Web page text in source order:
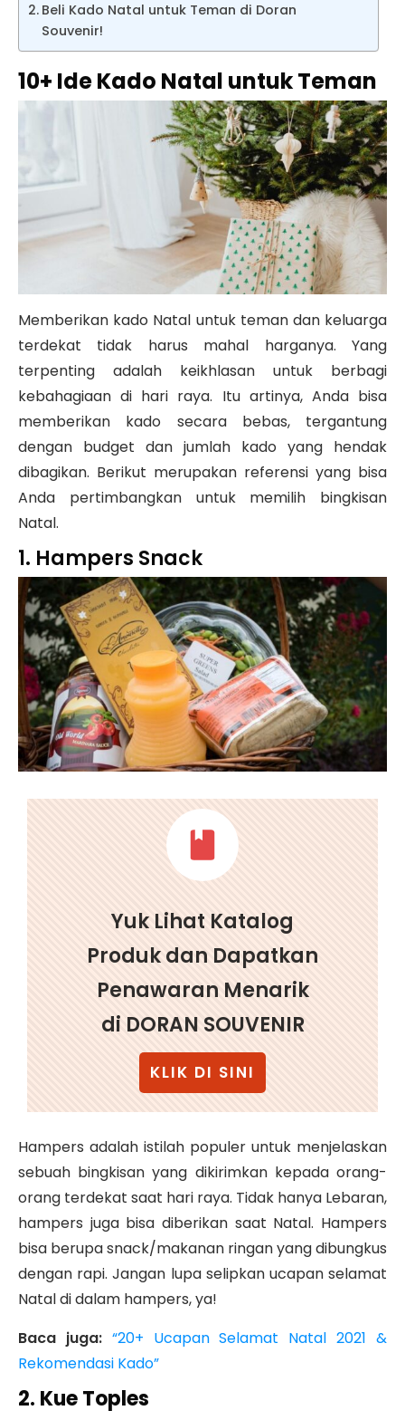
Beli Kado Natal untuk Teman di Doran
Souvenir!
10+ Ide Kado Natal untuk Teman
Memberikan kado Natal untuk teman dan keluarga
terdekat tidak harus mahal harganya. Yang
terpenting adalah keikhlasan untuk berbagi
kebahagiaan di hari raya. Itu artinya, Anda bisa
memberikan kado secara bebas, tergantung
dengan budget dan jumlah kado yang hendak
dibagikan. Berikut merupakan referensi yang bisa
Anda pertimbangkan untuk memilih bingkisan
Natal.
1. Hampers Snack
Yuk Lihat Katalog
Produk dan Dapatkan
Penawaran Menarik
di DORAN SOUVENIR
KLIK DI SINI
Hampers adalah istilah populer untuk menjelaskan
sebuah bingkisan yang dikirimkan kepada orang-
orang terdekat saat hari raya. Tidak hanya Lebaran,
hampers juga bisa diberikan saat Natal. Hampers
bisa berupa snack/makanan ringan yang dibungkus
dengan rapi. Jangan lupa selipkan ucapan selamat
Natal di dalam hampers, ya!
Baca juga: “20+ Ucapan Selamat Natal 2021 &
Rekomendasi Kado”
2. Kue Toples